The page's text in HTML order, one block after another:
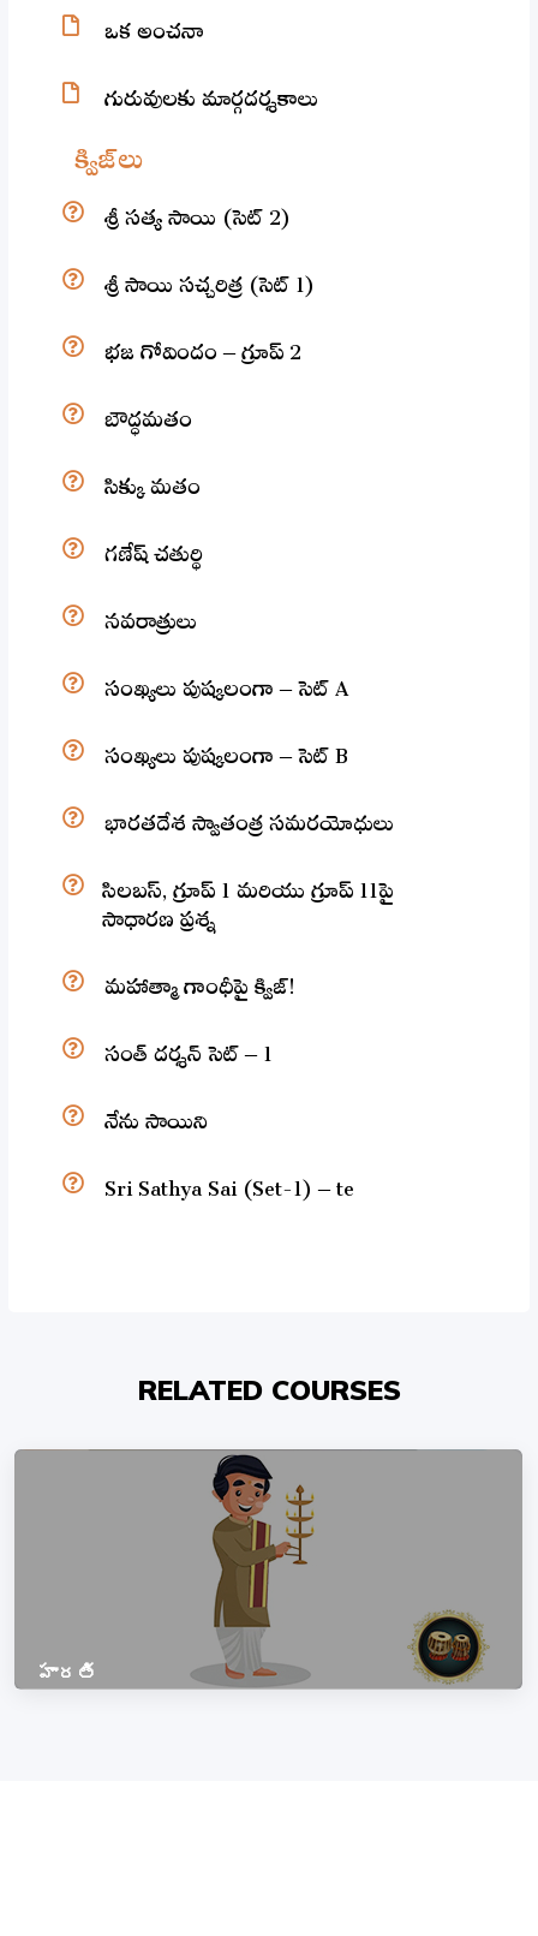
ఒక అంచనా
గురువులకు మార్గదర్శకాలు
క్విజ్‌లు
శ్రీ సత్య సాయి (సెట్ 2)
శ్రీ సాయి సచ్చరిత్ర (సెట్ 1)
భజ గోవిందం – గ్రూప్ 2
బౌద్ధమతం
సిక్కు మతం
గణేష్ చతుర్థి
నవరాత్రులు
సంఖ్యలు పుష్కలంగా – సెట్ A
సంఖ్యలు పుష్కలంగా – సెట్ B
భారతదేశ స్వాతంత్ర సమరయోధులు
సిలబస్, గ్రూప్ 1 మరియు గ్రూప్ 11పై
సాధారణ ప్రశ్న
మహాత్మా గాంధీపై క్విజ్!
సంత్ దర్శన్ సెట్ – 1
నేను సాయిని
Sri Sathya Sai (Set-1) – te
RELATED COURSES
హారతి